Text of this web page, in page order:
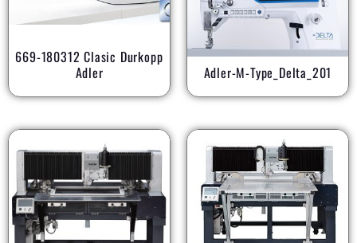
669-180312 Clasic Durkopp
Adler
Adler-M-Type_Delta_201